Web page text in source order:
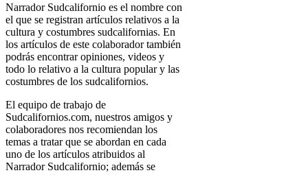
Narrador Sudcalifornio es el nombre con
el que se registran artículos relativos a la
cultura y costumbres sudcalifornias. En
los artículos de este colaborador también
podrás encontrar opiniones, videos y
todo lo relativo a la cultura popular y las
costumbres de los sudcalifornios.
El equipo de trabajo de
Sudcalifornios.com, nuestros amigos y
colaboradores nos recomiendan los
temas a tratar que se abordan en cada
uno de los artículos atribuidos al
Narrador Sudcalifornio; además se